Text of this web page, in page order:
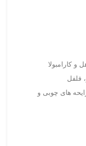
و کارامبولا
فلفل
های چوبی و